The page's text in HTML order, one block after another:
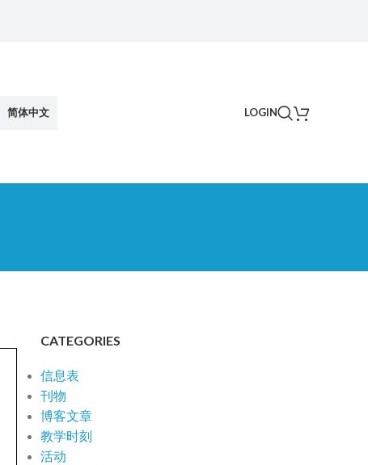
简体中文 LOGIN
CATEGORIES
信息表
刊物
博客文章
教学时刻
活动